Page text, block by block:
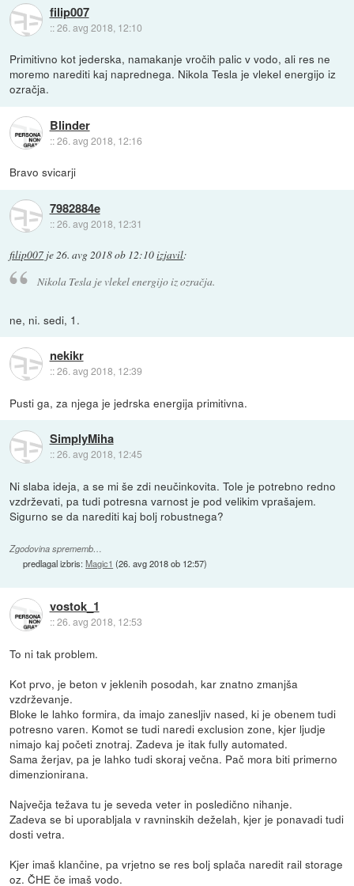
filip007
::26. avg 2018, 12:10
Primitivno kot jederska, namakanje vročih palic v vodo, ali res ne
moremo narediti kaj naprednega. Nikola Tesla je vlekel energijo iz
ozračja.
Blinder
::26. avg 2018, 12:16
Bravo svicarji
7982884e
::26. avg 2018, 12:31
filip007 je26. avg 2018 ob 12:10izjavil:
Nikola Tesla je vlekel energijo iz ozračja.
ne, ni. sedi, 1.
nekikr
::26. avg 2018, 12:39
Pusti ga, za njega je jedrska energija primitivna.
SimplyMiha
::26. avg 2018, 12:45
Ni slaba ideja, a se mi še zdi neučinkovita. Tole je potrebno redno
vzdrževati, pa tudi potresna varnost je pod velikim vprašajem.
Sigurno se da narediti kaj bolj robustnega?
Zgodovina sprememb…
predlagal izbris:Magic1 (26. avg 2018 ob 12:57)
vostok_1
::26. avg 2018, 12:53
To ni tak problem.
Kot prvo, je beton v jeklenih posodah, kar znatno zmanjša
vzdrževanje.
Bloke le lahko formira, da imajo zanesljiv nased, ki je obenem tudi
potresno varen. Komot se tudi naredi exclusion zone, kjer ljudje
nimajo kaj početi znotraj. Zadeva je itak fully automated.
Sama žerjav, pa je lahko tudi skoraj večna. Pač mora biti primerno
dimenzionirana.
Največja težava tu je seveda veter in posledično nihanje.
Zadeva se bi uporabljala v ravninskih deželah, kjer je ponavadi tudi
dosti vetra.
Kjer imaš klančine, pa vrjetno se res bolj splača naredit rail storage
oz. ČHE če imaš vodo.